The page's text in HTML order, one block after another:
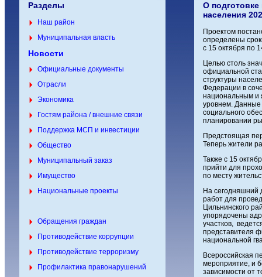
Разделы
Наш район
Муниципальная власть
Новости
Официальные документы
Отрасли
Экономика
Гостям района / внешние связи
Поддержка МСП и инвестиции
Общество
Муниципальный заказ
Имущество
Национальные проекты
Обращения граждан
Противодействие коррупции
Противодействие терроризму
Профилактика правонарушений
О
населения
Проектом
определены
с 15 октября по
Целью столь
официальной
структуры
Федерации в
национальным и
уровнем.
социального
планировании
Предстоящая
Теперь жители
Также с 15
прийти для
по месту
На сегодняшний
работ для
Цильнинского
упорядочены
участков,
представителя
национальной
Всероссийская
мероприятие, и
зависимости от